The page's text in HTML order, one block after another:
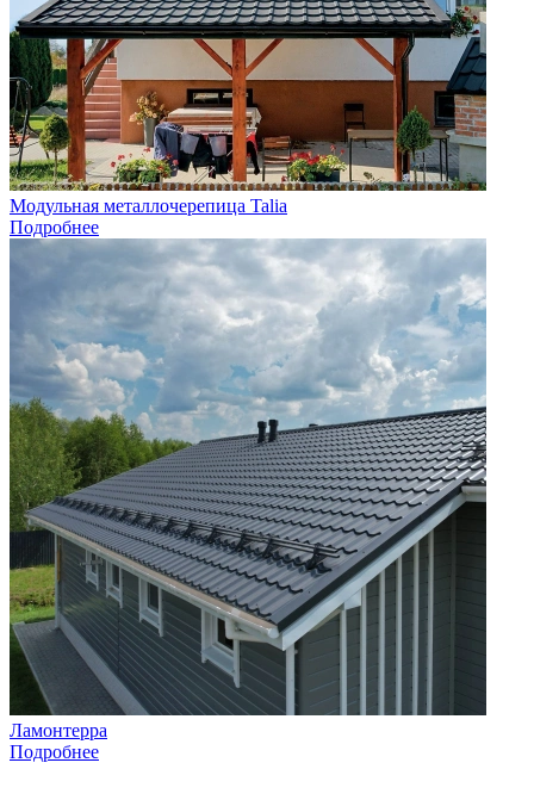
Модульная металлочерепица Talia
Подробнее
Ламонтерра
Подробнее